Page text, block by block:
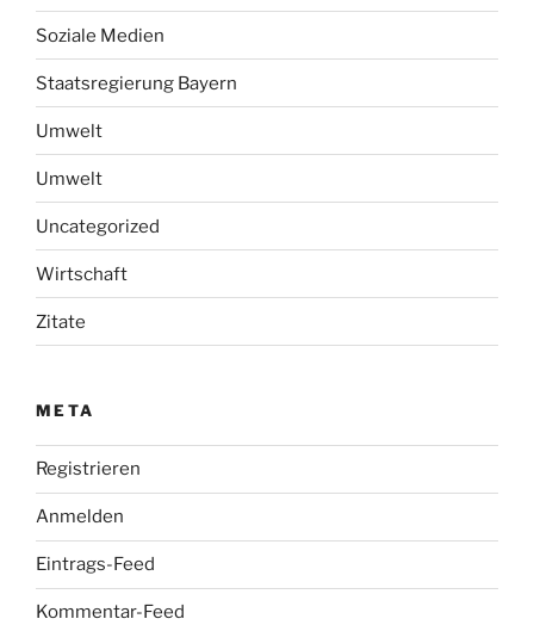
Soziale Medien
Staatsregierung Bayern
Umwelt
Umwelt
Uncategorized
Wirtschaft
Zitate
META
Registrieren
Anmelden
Eintrags-Feed
Kommentar-Feed